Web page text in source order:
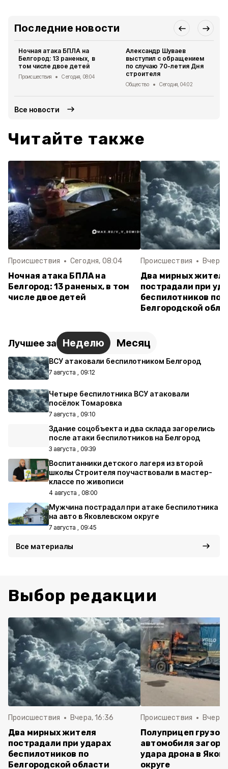
Последние новости
Ночная атака БПЛА на
Белгород: 13 раненых, в
том числе двое детей
Происшествия Сегодня, 08:04
Александр Шуваев
выступил с обращением
по случаю 70-летия Дня
строителя
Общество Сегодня, 04:02
Все новости
Читайте также
Происшествия Сегодня, 08:04
Ночная атака БПЛА на
Белгород: 13 раненых, в том
числе двое детей
Происшествия Вчера,
Два мирных
пострадали при
беспилотников по
Белгородской
Лучшее за Неделю Месяц
ВСУ атаковали беспилотником Белгород
7 августа , 09:12
Четыре беспилотника ВСУ атаковали
посёлок Томаровка
7 августа , 09:10
Здание соцобъекта и два склада загорелись
после атаки беспилотников на Белгород
3 августа , 09:39
Воспитанники детского лагеря из второй
школы Строителя поучаствовали в мастер-
классе по живописи
4 августа , 08:00
Мужчина пострадал при атаке беспилотника
на авто в Яковлевском округе
7 августа , 09:45
Все материалы
Выбор редакции
Происшествия Вчера, 16:36
Два мирных жителя
пострадали при ударах
беспилотников по
Белгородской области
Происшествия Вчера,
Полуприцеп
автомобиля
удара дрона в
округе